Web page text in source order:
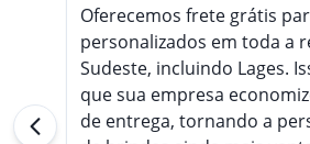
Oferecemos frete grátis
personalizados em toda a
Sudeste, incluindo Lages.
que sua empresa
de entrega, tornando a